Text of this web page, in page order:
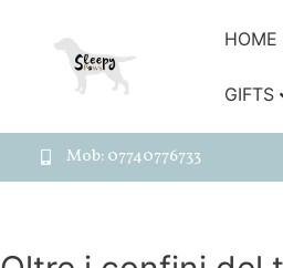
HOME
GIFTS
Mob: 07740776733